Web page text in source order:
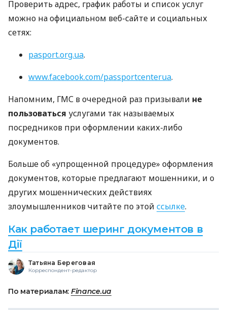
Проверить адрес, график работы и список услуг
можно на официальном веб-сайте и социальных
сетях:
pasport.org.ua.
www.facebook.com/passportcenterua.
Напомним, ГМС в очередной раз призывали не
пользоваться услугами так называемых
посредников при оформлении каких-либо
документов.
Больше об «упрощенной процедуре» оформления
документов, которые предлагают мошенники, и о
других мошеннических действиях
злоумышленников читайте по этой ссылке.
Как работает шеринг документов в
Дії
Татьяна Береговая
Корреспондент-редактор
По материалам: Finance.ua